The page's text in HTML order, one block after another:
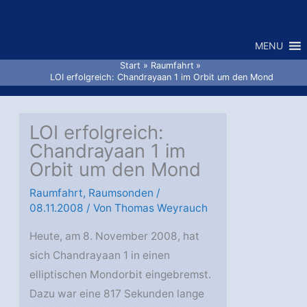
MENU
Start
Raumfahrt
LOI erfolgreich: Chandrayaan 1 im Orbit um den Mond
LOI erfolgreich:
Chandrayaan 1 im
Orbit um den Mond
Raumfahrt, Raumsonden /
08.11.2008 / VonThomas Weyrauch
Heute, am 8. November 2008, hat
sich Chandrayaan 1 in einen
elliptischen Mondorbit eingebremst.
Dazu war eine 817 Sekunden lange